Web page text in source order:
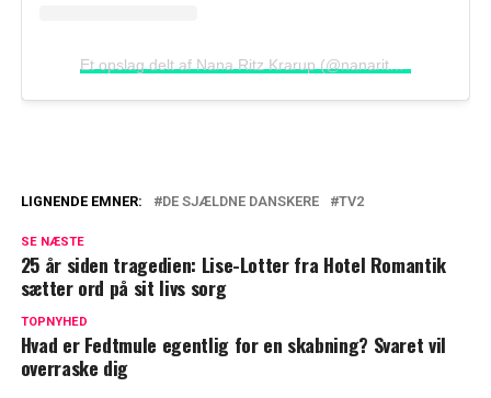
ondt'
For voldsomt: Nu er det klippet ud af
LIGNENDE EMNER: DE SJÆLDNE DANSKERE TV2
SE NÆSTE
25 år siden tragedien: Lise-Lotter fra Hotel Romantik
sætter ord på sit livs sorg
TOPNYHED
Hvad er Fedtmule egentlig for en skabning? Svaret vil
overraske dig